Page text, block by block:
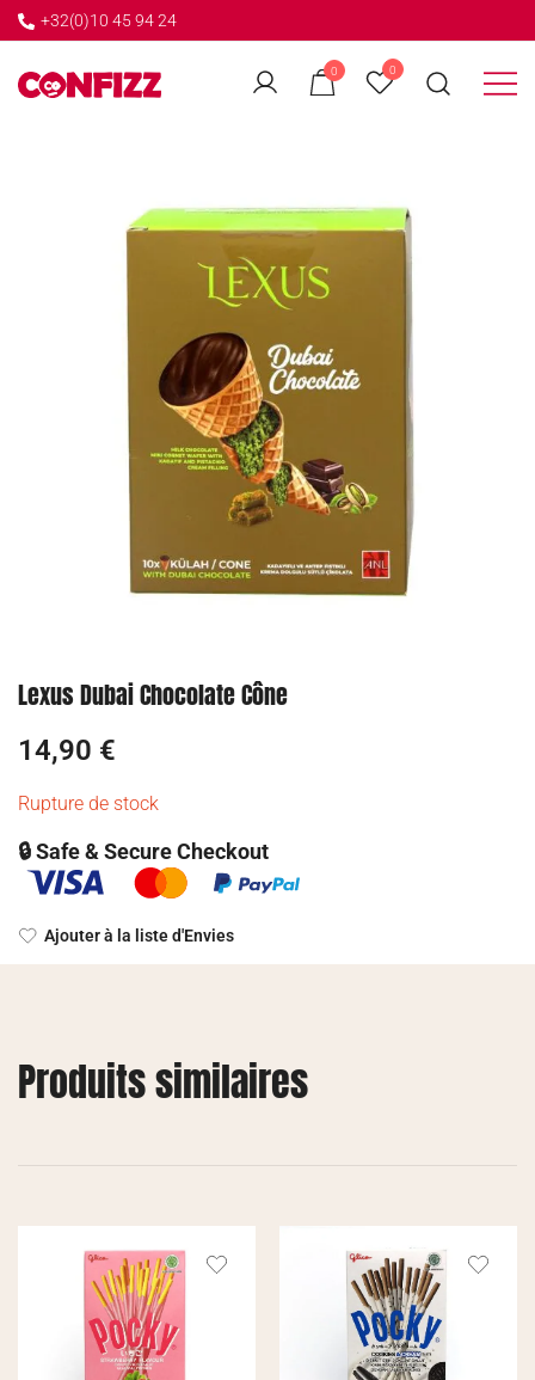
+32(0)10 45 94 24
0 0
← GO BACK
Lexus Dubai Chocolate Cône
14,90 €
Rupture de stock
🔒 Safe & Secure Checkout
Ajouter à la liste d'Envies
Produits similaires